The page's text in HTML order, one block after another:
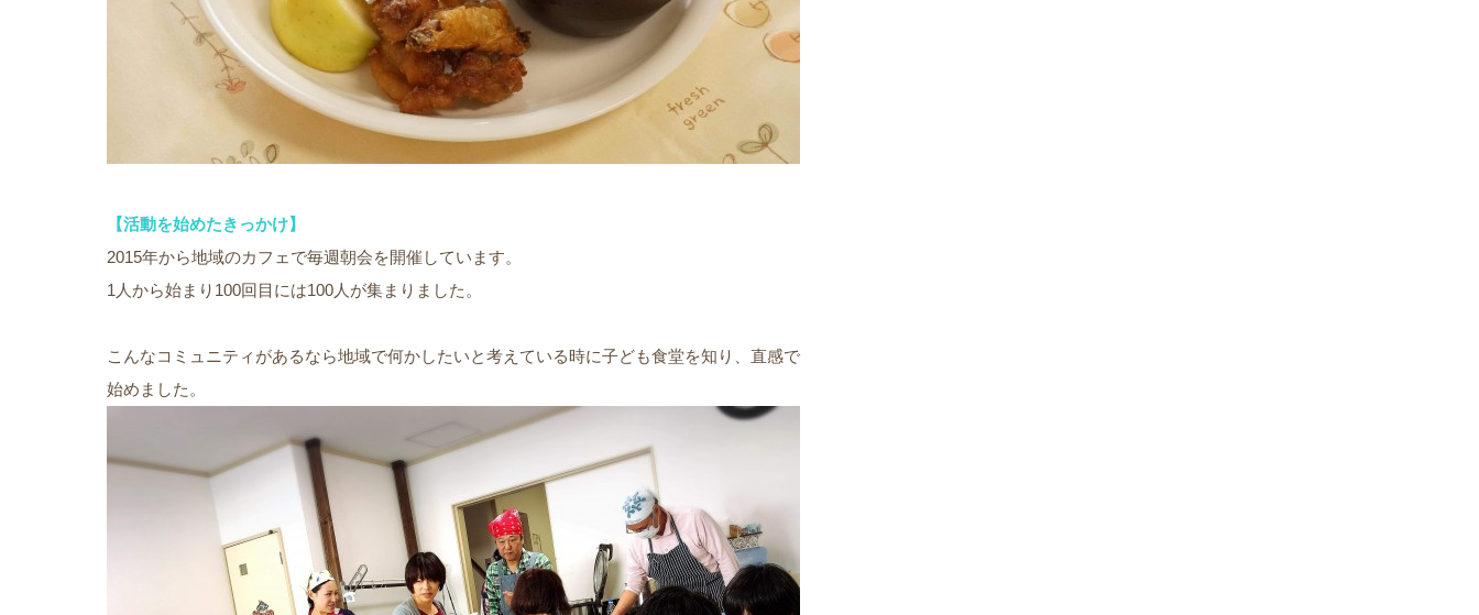
【活動を始めたきっかけ】
2015年から地域のカフェで毎週朝会を開催しています。
1人から始まり100回目には100人が集まりました。
こんなコミュニティがあるなら地域で何かしたいと考えている時に子ども食堂を知り、直感で
始めました。